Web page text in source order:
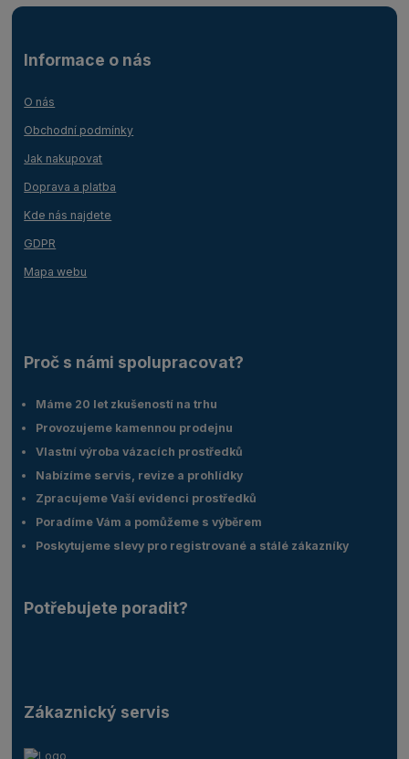
Informace o nás
O nás
Obchodní podmínky
Jak nakupovat
Doprava a platba
Kde nás najdete
GDPR
Mapa webu
Proč s námi spolupracovat?
Máme 20 let zkušeností na trhu
Provozujeme kamennou prodejnu
Vlastní výroba vázacích prostředků
Nabízíme servis, revize a prohlídky
Zpracujeme Vaší evidenci prostředků
Poradíme Vám a pomůžeme s výběrem
Poskytujeme slevy pro registrované a stálé zákazníky
Potřebujete poradit?
Zákaznický servis